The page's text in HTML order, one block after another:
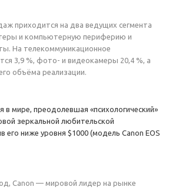
приходится на два ведущих сегмента
и компьютерную периферию и
На телекоммуникационное
3,9 %, фото- и видеокамеры 20,4 %, а
объёма реализации.
в мире, преодолевшая «психологический»
зеркальной любительской
его ниже уровня $1000 (модель Canon EOS
Canon — мировой лидер на рынке